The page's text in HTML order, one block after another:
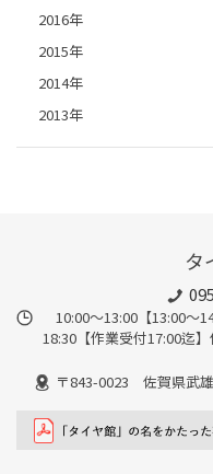
2016年
2015年
2014年
2013年
タ
10:00～13:00【13:00～
18:30【作業受付17:00迄
〒843-0023 佐賀県武